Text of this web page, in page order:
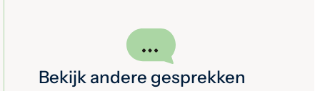
Bekijk andere gesprekken